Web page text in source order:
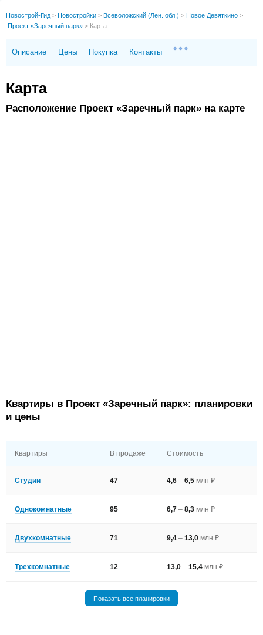
Новострой-Гид > Новостройки > Всеволожский (Лен. обл.) > Новое Девяткино >
Проект «Заречный парк» > Карта
Описание Цены Покупка Контакты
Карта
Расположение Проект «Заречный парк» на карте
Квартиры в Проект «Заречный парк»: планировки
и цены
Квартиры В продаже Стоимость
Студии 47 4,6– 6,5млн ₽
Однокомнатные 95 6,7– 8,3млн ₽
Двухкомнатные 71 9,4– 13,0млн ₽
Трехкомнатные 12 13,0– 15,4млн ₽
Показать все планировки